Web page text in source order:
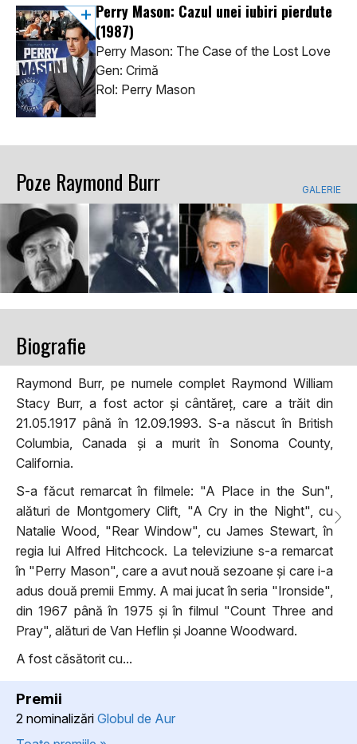
Perry Mason: Cazul unei iubiri pierdute
(1987)
Perry Mason: The Case of the Lost Love
Gen: Crimă
Rol: Perry Mason
Poze Raymond Burr GALERIE
Biografie
Raymond Burr, pe numele complet Raymond William
Stacy Burr, a fost actor și cântăreț, care a trăit din
21.05.1917 până în 12.09.1993. S-a născut în British
Columbia, Canada și a murit în Sonoma County,
California.
S-a făcut remarcat în filmele: "A Place in the Sun",
alături de Montgomery Clift, "A Cry in the Night", cu
Natalie Wood, "Rear Window", cu James Stewart, în
regia lui Alfred Hitchcock. La televiziune s-a remarcat
în "Perry Mason", care a avut nouă sezoane și care i-a
adus două premii Emmy. A mai jucat în seria "Ironside",
din 1967 până în 1975 și în filmul "Count Three and
Pray", alături de Van Heflin și Joanne Woodward.
A fost căsătorit cu...
Premii
2 nominalizări Globul de Aur